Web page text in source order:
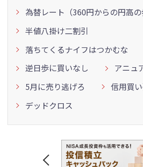
為替レート（360円からの円高の
半値八掛け二割引
落ちてくるナイフはつかむな
逆日歩に買いなし
アニュ
5月に売り逃げろ
信用買
デッドクロス